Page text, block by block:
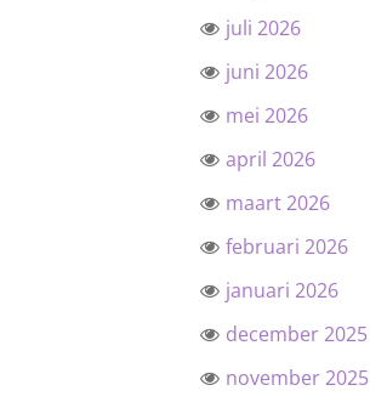
juli 2026
juni 2026
mei 2026
april 2026
maart 2026
februari 2026
januari 2026
december 2025
november 2025